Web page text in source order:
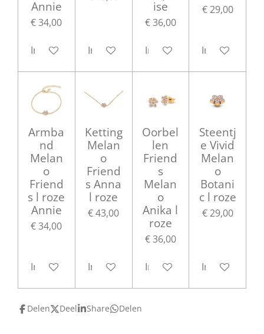
Annie
€ 34,00
In winkelwagenIn winkelwagen
ise
€ 36,00
In winkelwagen
€ 29,00
In
Armba
nd
Melan
o
Friend
s l roze
Annie
€ 34,00
In winkelwagen
Ketting
Melan
o
Friend
s Anna
l roze
€ 43,00
In winkelwagen
Oorbel
len
Friend
s
Melan
o
Anika l
roze
€ 36,00
In winkelwagen
Steentj
e Vivid
Melan
o
Botani
c l roze
€ 29,00
In
Delen Deel Share Delen